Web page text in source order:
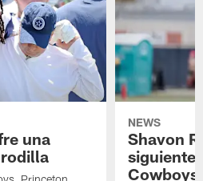
una
NEWS
Shavon
siguiente
Cowboys